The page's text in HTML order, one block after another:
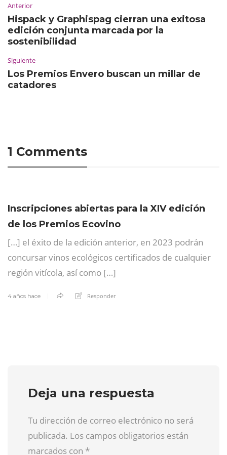
Anterior
Hispack y Graphispag cierran una exitosa
edición conjunta marcada por la
sostenibilidad
Siguiente
Los Premios Envero buscan un millar de
catadores
1 Comments
Inscripciones abiertas para la XIV edición
de los Premios Ecovino
[…] el éxito de la edición anterior, en 2023 podrán
concursar vinos ecológicos certificados de cualquier
región vitícola, así como […]
4 años hace Responder
Deja una respuesta
Tu dirección de correo electrónico no será
publicada. Los campos obligatorios están
marcados con *